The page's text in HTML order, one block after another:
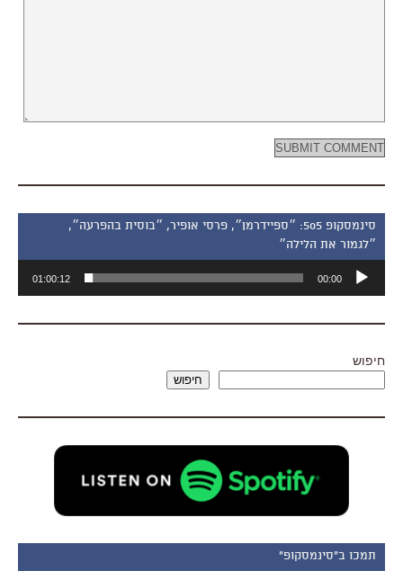
סינמסקופ 505: ״ספיידרמן״, פרסי אופיר, ״בוסית בהפרעה״,
״לגמור את הלילה״
אודיו
00:00
01:00:12
חיפוש
חיפוש
תמכו ב"סינמסקופ"